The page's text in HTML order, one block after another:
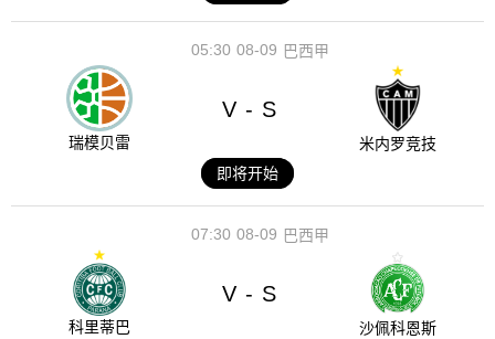
08-09
05:30 巴西甲
瑞模贝雷
V - S
米内罗竞技
即将开始
08-09
07:30 巴西甲
科里蒂巴
V - S
沙佩科恩斯